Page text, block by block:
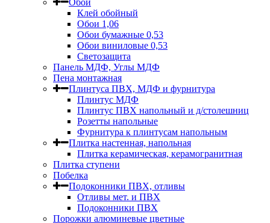
Обои
Клей обойный
Обои 1,06
Обои бумажные 0,53
Обои виниловые 0,53
Светозащита
Панель МДФ, Углы МДФ
Пена монтажная
Плинтуса ПВХ, МДФ и фурнитура
Плинтус МДФ
Плинтус ПВХ напольный и д/столешниц
Розетты напольные
Фурнитура к плинтусам напольным
Плитка настенная, напольная
Плитка керамическая, керамогранитная
Плитка ступени
Побелка
Подоконники ПВХ, отливы
Отливы мет. и ПВХ
Подоконники ПВХ
Порожки алюминевые цветные